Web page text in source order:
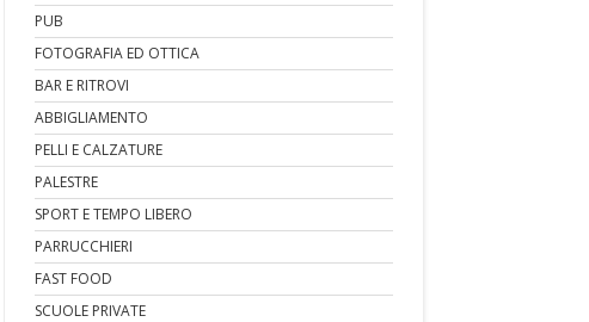
PUB
FOTOGRAFIA ED OTTICA
BAR E RITROVI
ABBIGLIAMENTO
PELLI E CALZATURE
PALESTRE
SPORT E TEMPO LIBERO
PARRUCCHIERI
FAST FOOD
SCUOLE PRIVATE